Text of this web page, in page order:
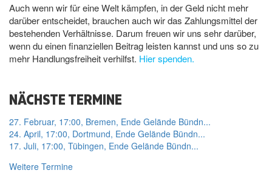
Auch wenn wir für eine Welt kämpfen, in der Geld nicht mehr
darüber entscheidet, brauchen auch wir das Zahlungsmittel der
bestehenden Verhältnisse. Darum freuen wir uns sehr darüber,
wenn du einen finanziellen Beitrag leisten kannst und uns so zu
mehr Handlungsfreiheit verhilfst. Hier spenden.
NÄCHSTE TERMINE
27. Februar, 17:00, Bremen, Ende Gelände Bündn...
24. April, 17:00, Dortmund, Ende Gelände Bündn...
17. Juli, 17:00, Tübingen, Ende Gelände Bündn...
Weitere Termine